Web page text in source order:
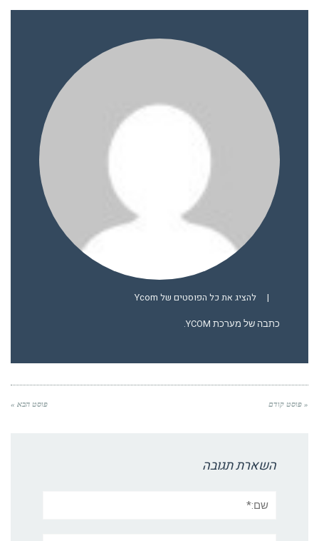
| להציג את כל הפוסטים של Ycom
כתבה של מערכת YCOM.
« פוסט קודם פוסט הבא »
השארת תגובה